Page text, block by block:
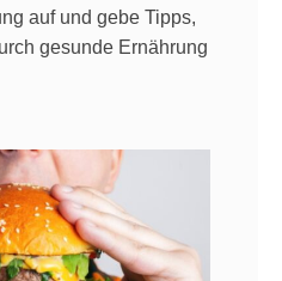
auf und gebe Tipps,
gesunde Ernährung